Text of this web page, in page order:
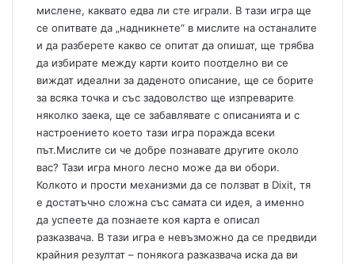
мислене, каквато едва ли сте играли. В тази игра ще
се опитвате да „надникнете“ в мислите на останалите
и да разберете какво се опитат да опишат, ще трябва
да избирате между карти които поотделно ви се
виждат идеални за даденото описание, ще се борите
за всяка точка и със задоволство ще изпреварите
няколко заека, ще се забавлявате с описанията и с
настроението което тази игра поражда всеки
път.Мислите си че добре познавате другите около
вас? Тази игра много лесно може да ви обори.
Колкото и прости механизми да се ползват в Dixit, тя
е достатъчно сложна със самата си идея, а именно
да успеете да познаете коя карта е описал
разказвача. В тази игра е невъзможно да се предвиди
крайния резултат – понякога разказвача иска да ви